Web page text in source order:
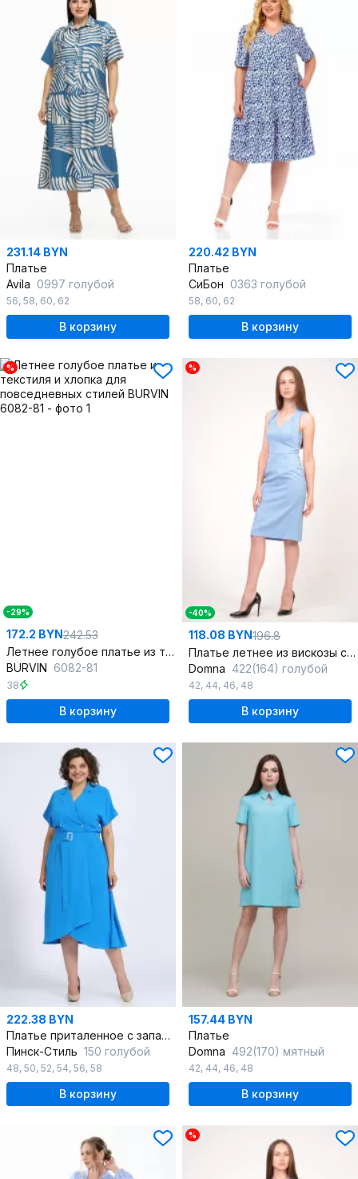
231.14 BYN
Платье
Avila 0997 голубой
56, 58, 60, 62
В корзину
220.42 BYN
Платье
СиБон 0363 голубой
58, 60, 62
В корзину
%
-29%
172.2 BYN242.53
Летнее голубое платье из текстиля и хлопка для повседневных стилей
BURVIN 6082-81
38
В корзину
%
-40%
118.08 BYN196.8
Платье летнее из вискозы с идеальной посадкой
Domna 422(164) голубой
42, 44, 46, 48
В корзину
222.38 BYN
Платье приталенное с запахом и поясом двубортное
Пинск-Стиль 150 голубой
48, 50, 52, 54, 56, 58
В корзину
157.44 BYN
Платье
Domna 492(170) мятный
42, 44, 46, 48
В корзину
%